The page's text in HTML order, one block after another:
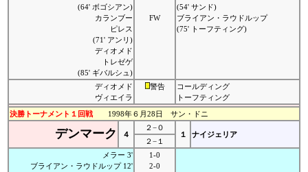
(64' ボゴシアン)
カランブー
ピレス
(71' アンリ)
ディオメド
トレゼゲ
(85' ギバルシュ)
FW
(54' サンド)
ブライアン・ラウドルップ
(75' トーフティング)
ディオメド
ヴィエイラ
警告
コールディング
トーフティング
決勝トーナメント１回戦 1998年６月28日 サン・ドニ
デンマーク ４
２−０
１
ナイジェリア
２−１
メラー 3'
ブライアン・ラウドルップ 12'
1-0
2-0